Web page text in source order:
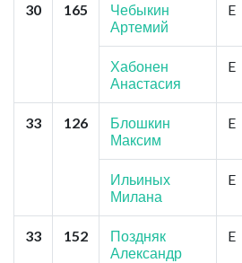
30 165
Чебыкин
Артемий
E
Хабонен
Анастасия
E
33 126
Блошкин
Максим
E
Ильиных
Милана
E
33 152
Поздняк
Александр
E